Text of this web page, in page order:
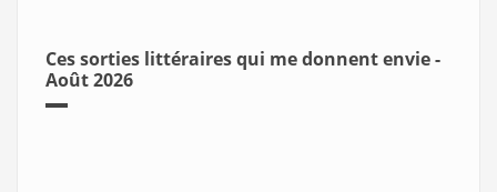
Ces sorties littéraires qui me donnent envie -
Août 2026